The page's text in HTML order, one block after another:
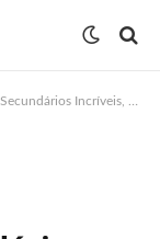
um Protagonista Sem Muito Carisma